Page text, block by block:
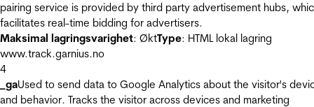
pairing service is provided by third party advertisement hubs,
facilitates real-time bidding for advertisers.
Maksimal lagringsvarighet: ØktType: HTML lokal lagring
www.track.garnius.no
4
_gaUsed to send data to Google Analytics about the visitor's
and behavior. Tracks the visitor across devices and marketing